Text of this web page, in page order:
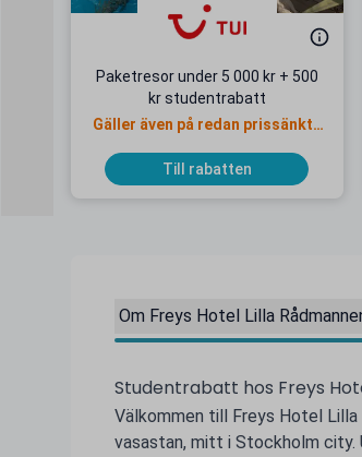
Om Freys Hotel Lilla
Studentrabatt hos Freys
Välkommen till Freys Hotel
vasastan, mitt i Stockholm city.
Paketresor under 5 000 kr + 500
kr studentrabatt
Gäller även på redan prissänkta
Till rabatten